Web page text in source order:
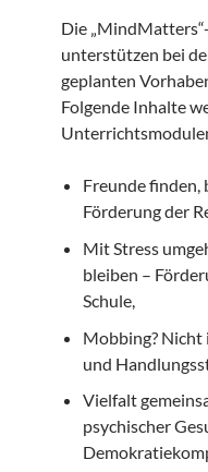
Die
unterstützen bei
geplanten
Folgende Inhalte
Freunde finden,
Förderung der
Mit Stress
bleiben –
Schule,
Mobbing? Nicht
und
Vielfalt
psychischer